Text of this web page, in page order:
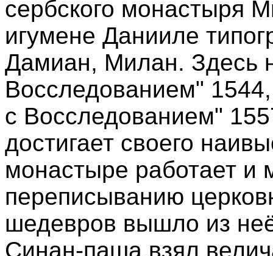
сербского монастыря
игумене Данииле
Дамиан, Милан. Здесь
Восследованием"
с Восследованием"
достигает своего
монастыре работает и
переписыванию
шедевров вышло из
Синан-паша взял